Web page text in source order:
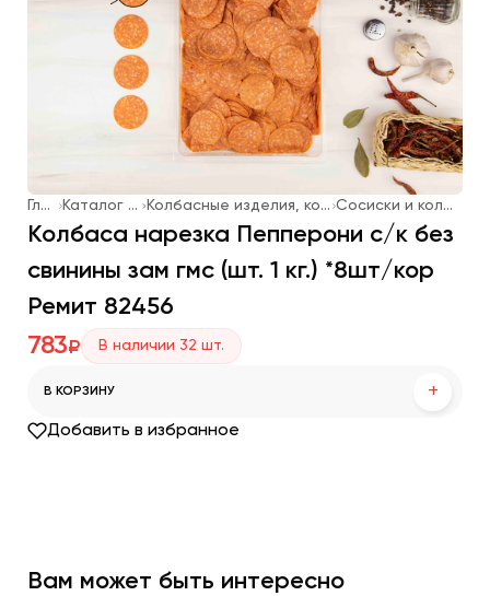
Главная Каталог продукции Колбасные изделия, котлеты для фаст-фуда Сосиски и колбаски для жарки
Колбаса нарезка Пепперони с/к без
свинины зам гмс (шт. 1 кг.) *8шт/кор
Ремит 82456
783₽ В наличии 32 шт.
В КОРЗИНУ +
Добавить в избранное
Вам может быть интересно